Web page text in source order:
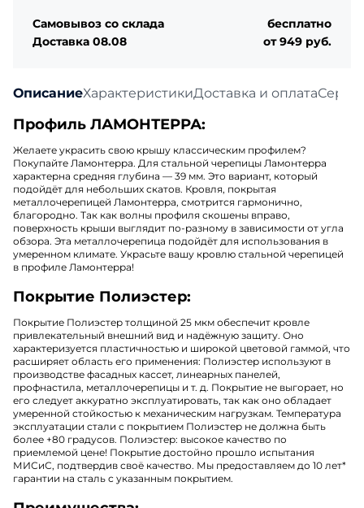
ОписаниеХарактеристикиДоставка и оплата
Профиль ЛАМОНТЕРРА:
Желаете украсить свою крышу классическим профилем?
Покупайте Ламонтерра. Для стальной черепицы Ламонтерра
характерна средняя глубина — 39 мм. Это вариант, который
подойдёт для небольших скатов. Кровля, покрытая
металлочерепицей Ламонтерра, смотрится гармонично,
благородно. Так как волны профиля скошены вправо,
поверхность крыши выглядит по-разному в зависимости от угла
обзора. Эта металлочерепица подойдёт для использования в
умеренном климате. Украсьте вашу кровлю стальной черепицей
в профиле Ламонтерра!
Покрытие Полиэстер:
Покрытие Полиэстер толщиной 25 мкм обеспечит кровле
привлекательный внешний вид и надёжную защиту. Оно
характеризуется пластичностью и широкой цветовой гаммой, что
расширяет область его применения: Полиэстер используют в
производстве фасадных кассет, линеарных панелей,
профнастила, металлочерепицы и т. д. Покрытие не выгорает, но
его следует аккуратно эксплуатировать, так как оно обладает
умеренной стойкостью к механическим нагрузкам. Температура
эксплуатации стали с покрытием Полиэстер не должна быть
более +80 градусов. Полиэстер: высокое качество по
приемлемой цене! Покрытие достойно прошло испытания
МИСиС, подтвердив своё качество. Мы предоставляем до 10 лет*
гарантии на сталь с указанным покрытием.
Самовывоз со склада
бесплатно
Доставка 08.08
от 949 руб.